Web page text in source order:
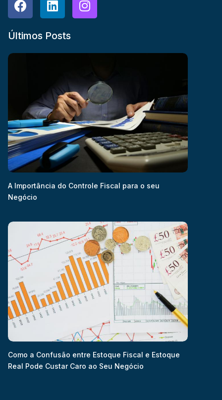
Últimos Posts
A Importância do Controle Fiscal para o seu
Negócio
Como a Confusão entre Estoque Fiscal e Estoque
Real Pode Custar Caro ao Seu Negócio